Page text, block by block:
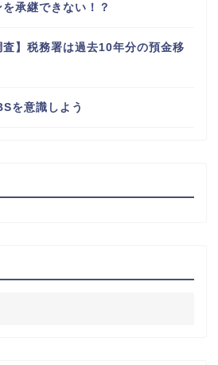
承継できない！？
査】税務署は過去10年分の預金移
を意識しよう